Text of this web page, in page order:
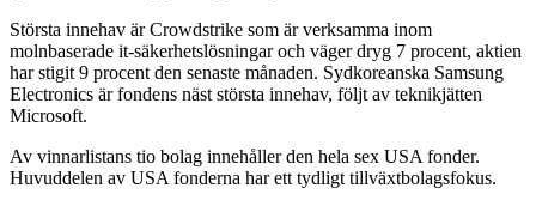
Största innehav är Crowdstrike som är verksamma inom
molnbaserade it-säkerhetslösningar och väger dryg 7 procent, aktien
har stigit 9 procent den senaste månaden. Sydkoreanska Samsung
Electronics är fondens näst största innehav, följt av teknikjätten
Microsoft.
Av vinnarlistans tio bolag innehåller den hela sex USA fonder.
Huvuddelen av USA fonderna har ett tydligt tillväxtbolagsfokus.